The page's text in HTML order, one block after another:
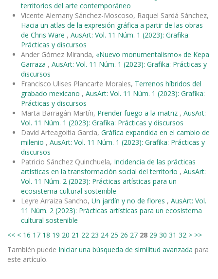
territorios del arte contemporáneo
Vicente Alemany Sánchez-Moscoso, Raquel Sardá Sánchez,
Hacia un atlas de la expresión gráfica a partir de las obras
de Chris Ware , AusArt: Vol. 11 Núm. 1 (2023): Grafika:
Prácticas y discursos
Ander Gómez Miranda, «Nuevo monumentalismo» de Kepa
Garraza , AusArt: Vol. 11 Núm. 1 (2023): Grafika: Prácticas y
discursos
Francisco Ulises Plancarte Morales, Terrenos híbridos del
grabado mexicano , AusArt: Vol. 11 Núm. 1 (2023): Grafika:
Prácticas y discursos
Marta Barragán Martín, Prender fuego a la matriz , AusArt:
Vol. 11 Núm. 1 (2023): Grafika: Prácticas y discursos
David Arteagoitia García, Gráfica expandida en el cambio de
milenio , AusArt: Vol. 11 Núm. 1 (2023): Grafika: Prácticas y
discursos
Patricio Sánchez Quinchuela, Incidencia de las prácticas
artísticas en la transformación social del territorio , AusArt:
Vol. 11 Núm. 2 (2023): Prácticas artísticas para un
ecosistema cultural sostenible
Leyre Arraiza Sancho, Un jardín y no de flores , AusArt: Vol.
11 Núm. 2 (2023): Prácticas artísticas para un ecosistema
cultural sostenible
<< < 16 17 18 19 20 21 22 23 24 25 26 27 28 29 30 31 32 > >>
También puede Iniciar una búsqueda de similitud avanzada para
este artículo.